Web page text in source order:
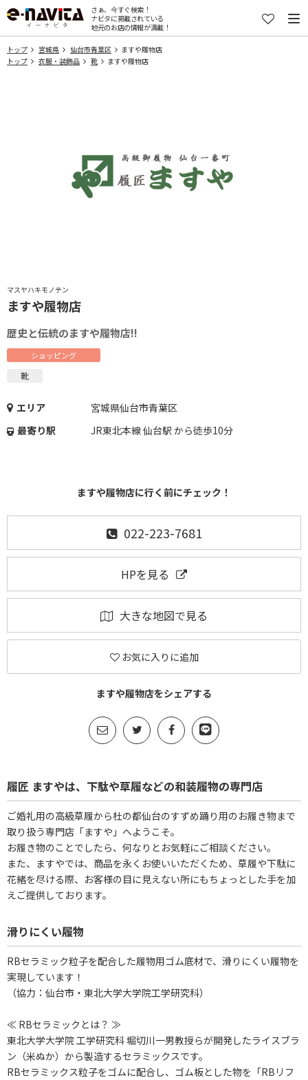
さぁ、今すぐ検索！
ナビタに掲載されている
地元のお店の情報が満載！
トップ 宮城県 仙台市青葉区
ますや履物店
トップ
衣服・装飾品 靴 ますや履物店
マスヤハキモノテン
ますや履物店
歴史と伝統のますや履物店!!
ショッピング
靴
エリア
宮城県仙台市青葉区
最寄り駅
JR東北本線 仙台駅 から徒歩10分
ますや履物店に行く前にチェック！
022-223-7681
HPを見る
大きな地図で見る
お気に入りに追加
ますや履物店をシェアする
履匠 ますやは、下駄や草履などの和装履物の専門店
ご婚礼用の高級草履から杜の都仙台のすずめ踊り用のお履き物まで
取り扱う専門店「ますや」へようこそ。
お履き物のことでしたら、何なりとお気軽にご相談ください。
また、ますやでは、商品を永くお使いいただくため、草履や下駄に
花緒を尽ける際、お客様の目に見えない所にもちょっとした手を加
えご提供しております。
滑りにくい履物
RBセラミック粒子を配合した履物用ゴム底材で、滑りにくい履物を
実現しています！
（協力：仙台市・東北大学大学院工学研究科）
≪ RBセラミックとは？ ≫
東北大学大学院 工学研究科 堀切川一男教授らが開発したライスブラ
ン（米ぬか）から製造するセラミックスです。
RBセラミックス粒子をゴムに配合し、ゴム板とした物を「RBリフ